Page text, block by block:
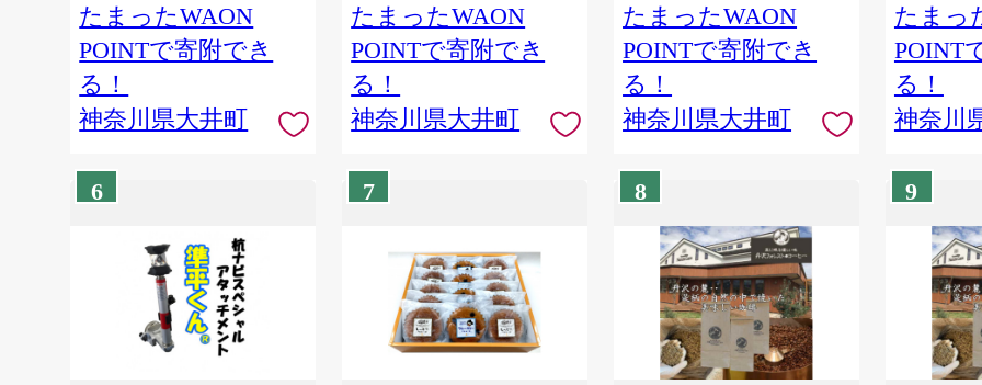
たまったWAON
POINTで寄附でき
る！
神奈川県大井町
たまったWAON
POINTで寄附でき
る！
神奈川県大井町
たまったWAON
POINTで寄附でき
る！
神奈川県大井町
たまっ
POINT
る！
神奈川
6 7 8 9